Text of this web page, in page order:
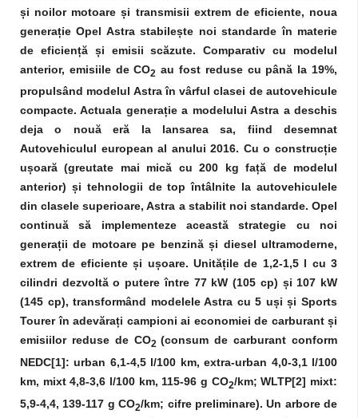
și noilor motoare și transmisii extrem de eficiente, noua
generație Opel Astra stabilește noi standarde în materie
de eficiență și emisii scăzute. Comparativ cu modelul
anterior, emisiile de CO2 au fost reduse cu până la 19%,
propulsând modelul Astra în vârful clasei de autovehicule
compacte. Actuala generație a modelului Astra a deschis
deja o nouă eră la lansarea sa, fiind desemnat
Autovehiculul european al anului 2016. Cu o construcție
ușoară (greutate mai mică cu 200 kg față de modelul
anterior) și tehnologii de top întâlnite la autovehiculele
din clasele superioare, Astra a stabilit noi standarde. Opel
continuă să implementeze această strategie cu noi
generații de motoare pe benzină și diesel ultramoderne,
extrem de eficiente și ușoare. Unitățile de 1,2-1,5 l cu 3
cilindri dezvoltă o putere între 77 kW (105 cp) și 107 kW
(145 cp), transformând modelele Astra cu 5 uși și Sports
Tourer în adevărați campioni ai economiei de carburant și
emisiilor reduse de CO2(consum de carburant conform
NEDC[1]: urban 6,1-4,5 l/100 km, extra-urban 4,0-3,1 l/100
km, mixt 4,8-3,6 l/100 km, 115-96 g CO2/km; WLTP[2] mixt:
5,9-4,4, 139-117 g CO2/km; cifre preliminare). Un arbore de